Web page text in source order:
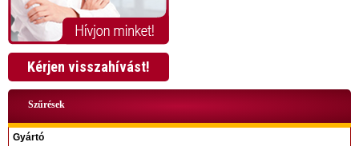
Kérjen visszahívást!
Szűrések
Gyártó